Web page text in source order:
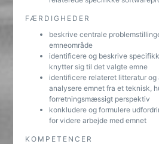
FÆRDIGHEDER
beskrive centrale
emneområde
identificere og beskrive
knytter sig til det valgte emne
identificere relateret litteratur og
analysere emnet fra et teknisk,
forretningsmæssigt perspektiv
konkludere og formulere
for videre arbejde med emnet
KOMPETENCER